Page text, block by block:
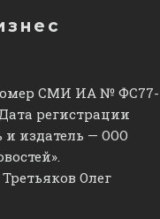
СМИ ИА № ФС77-
регистрации
и издатель — ООО
Олег